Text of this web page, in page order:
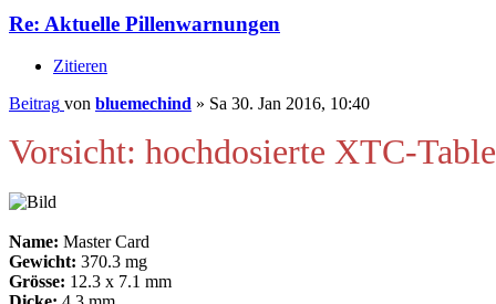
Re: Aktuelle Pillenwarnungen
Zitieren
Beitrag von bluemechind » Sa 30. Jan 2016, 10:40
Vorsicht: hochdosierte XTC-
Name: Master Card
Gewicht: 370.3 mg
Grösse: 12.3 x 7.1 mm